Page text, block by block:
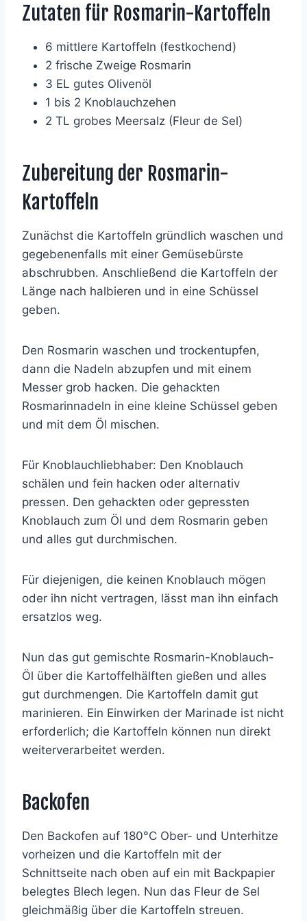
Zutaten für Rosmarin-Kartoffeln
6 mittlere Kartoffeln (festkochend)
2 frische Zweige Rosmarin
3 EL gutes Olivenöl
1 bis 2 Knoblauchzehen
2 TL grobes Meersalz (Fleur de Sel)
Zubereitung der Rosmarin-
Kartoffeln
Zunächst die Kartoffeln gründlich waschen und
gegebenenfalls mit einer Gemüsebürste
abschrubben. Anschließend die Kartoffeln der
Länge nach halbieren und in eine Schüssel
geben.
Den Rosmarin waschen und trockentupfen,
dann die Nadeln abzupfen und mit einem
Messer grob hacken. Die gehackten
Rosmarinnadeln in eine kleine Schüssel geben
und mit dem Öl mischen.
Für Knoblauchliebhaber: Den Knoblauch
schälen und fein hacken oder alternativ
pressen. Den gehackten oder gepressten
Knoblauch zum Öl und dem Rosmarin geben
und alles gut durchmischen.
Für diejenigen, die keinen Knoblauch mögen
oder ihn nicht vertragen, lässt man ihn einfach
ersatzlos weg.
Nun das gut gemischte Rosmarin-Knoblauch-
Öl über die Kartoffelhälften gießen und alles
gut durchmengen. Die Kartoffeln damit gut
marinieren. Ein Einwirken der Marinade ist nicht
erforderlich; die Kartoffeln können nun direkt
weiterverarbeitet werden.
Backofen
Den Backofen auf 180°C Ober- und Unterhitze
vorheizen und die Kartoffeln mit der
Schnittseite nach oben auf ein mit Backpapier
belegtes Blech legen. Nun das Fleur de Sel
gleichmäßig über die Kartoffeln streuen.